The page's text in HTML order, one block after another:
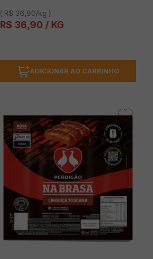
( R$ 36,90/kg )
R$ 36,90 / KG
ADICIONAR AO CARRINHO